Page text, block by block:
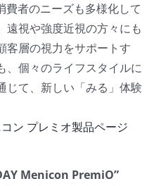
費者のニーズも多様化して
遠視や強度近視の方々にも
客層の視力をサポートす
、個々のライフスタイルに
じて、新しい「みる」体験
ン プレミオ製品ページ
Menicon PremiO”